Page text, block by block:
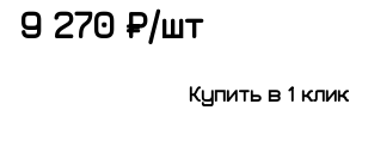
9 270 ₽/шт
Купить в 1 клик